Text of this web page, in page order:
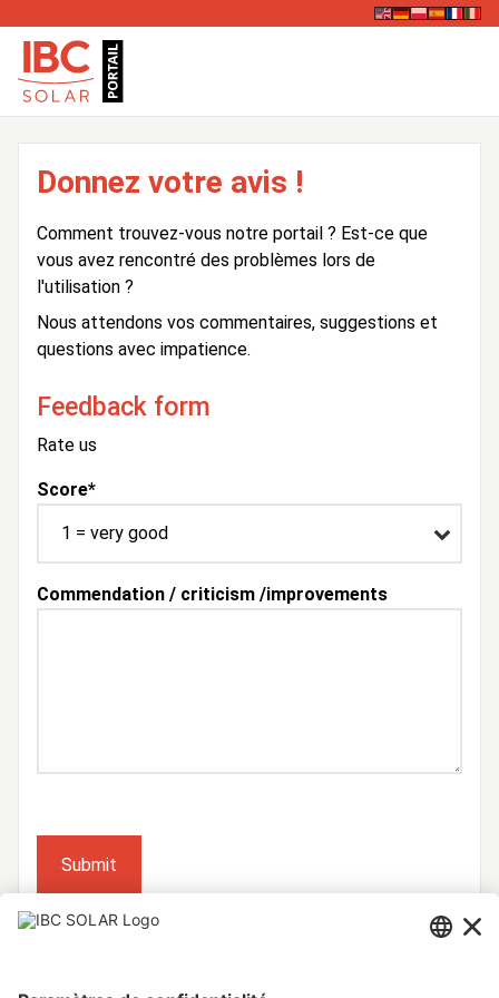
Donnez votre avis !
Comment trouvez-vous notre portail ? Est-ce que
vous avez rencontré des problèmes lors de
l'utilisation ?
Nous attendons vos commentaires, suggestions et
questions avec impatience.
Feedback form
Rate us
Score*
Commendation / criticism /improvements